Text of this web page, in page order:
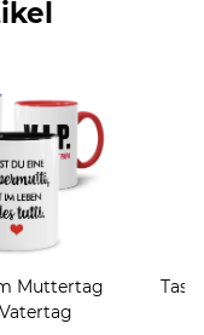
Muttertag